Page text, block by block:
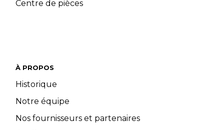
Centre de pièces
À PROPOS
Historique
Notre équipe
Nos fournisseurs et partenaires